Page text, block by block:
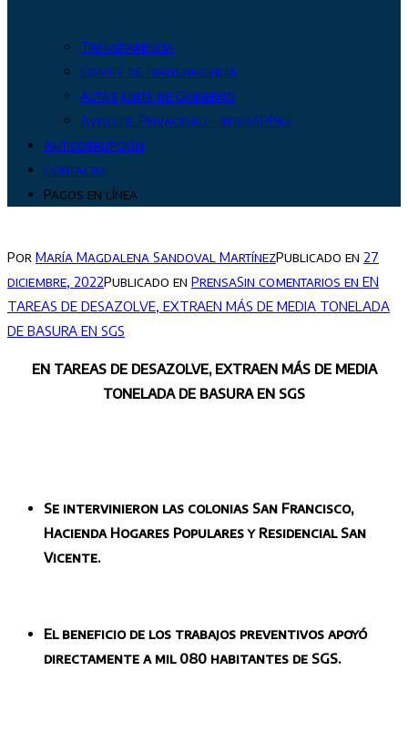
Transparencia
Comité de transparencia
Actas Junta de Gobierno
Aviso de Privacidad – InterAPPas
Anticorrupción
Contacto
Pagos en línea
Por María Magdalena Sandoval MartínezPublicado en 27
diciembre, 2022Publicado en PrensaSin comentarios en EN
TAREAS DE DESAZOLVE, EXTRAEN MÁS DE MEDIA TONELADA
DE BASURA EN SGS
EN TAREAS DE DESAZOLVE, EXTRAEN MÁS DE MEDIA
TONELADA DE BASURA EN SGS
Se intervinieron las colonias San Francisco,
Hacienda Hogares Populares y Residencial San
Vicente.
El beneficio de los trabajos preventivos apoyó
directamente a mil 080 habitantes de SGS.